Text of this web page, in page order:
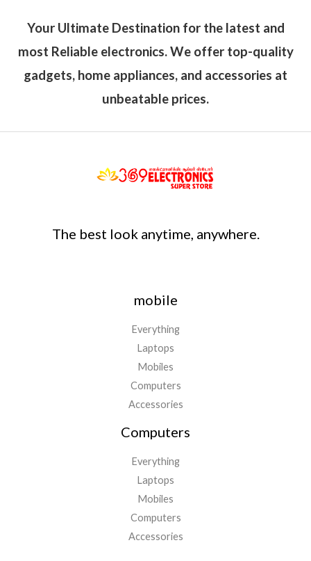
Your Ultimate Destination for the latest and
most Reliable electronics. We offer top-quality
gadgets, home appliances, and accessories at
unbeatable prices.
The best look anytime, anywhere.
mobile
Everything
Laptops
Mobiles
Computers
Accessories
Computers
Everything
Laptops
Mobiles
Computers
Accessories